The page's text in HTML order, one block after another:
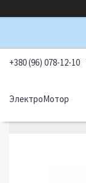
+380 (96) 078-12-10
ЭлектроМотор